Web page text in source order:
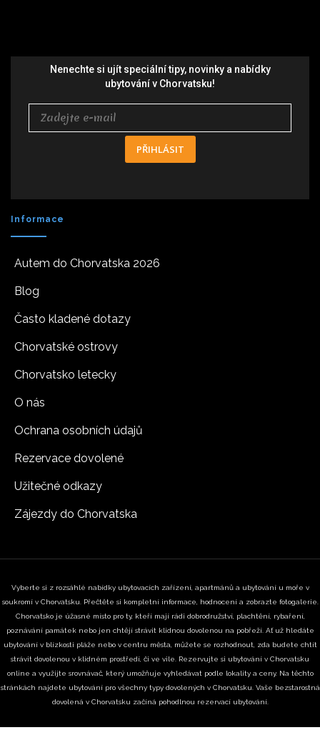
Nenechte si ujít speciální tipy, novinky a nabídky
ubytování v Chorvatsku!
PŘIHLÁSIT
Informace
Autem do Chorvatska 2026
Blog
Často kladené dotazy
Chorvatské ostrovy
Chorvatsko letecky
O nás
Ochrana osobních údajů
Rezervace dovolené
Užitečné odkazy
Zájezdy do Chorvatska
Vyberte si z rozsáhlé nabídky ubytovacích zařízení, apartmánů a ubytování u moře v
soukromí v Chorvatsku. Přečtěte si kompletní informace, hodnocení a zobrazte fotogalerie.
Chorvatsko je úžasné místo pro ty, kteří mají rádi dobrodružství, plachtění, rybaření,
poznávání památek nebo jen chtějí strávit klidnou dovolenou na pobřeží. Ať už hledáte
ubytování v blízkosti pláže nebo v centru města, můžete se rozhodnout, zda budete chtít
strávit dovolenou v klidném prostředí, či ve vile. Rezervujte si ubytování v Chorvatsku
online a využijte srovnávač, který umožňuje vyhledávat podle lokality a ceny. Na těchto
stránkách najdete ubytování pro všechny typy dovolených v Chorvatsku. Vaše bezstarostná
dovolená v Chorvatsku začíná pohodlnou rezervací ubytování.